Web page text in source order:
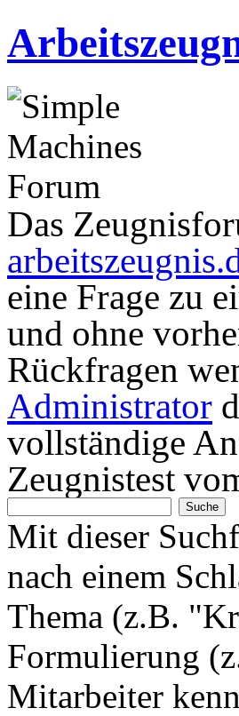
Das
eine Frage zu
und ohne
Rückfragen
Administrator
vollständige
Zeugnistest
Mit dieser
nach einem
Thema (z.B.
Formulierung
Mitarbeiter